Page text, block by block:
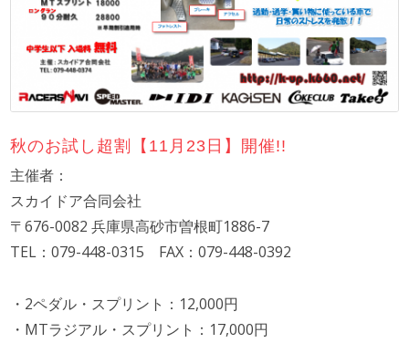
秋のお試し超割【11月23日】開催!!
主催者：
スカイドア合同会社
〒676-0082 兵庫県高砂市曽根町1886-7
TEL：079-448-0315 FAX：079-448-0392
・2ペダル・スプリント：12,000円
・MTラジアル・スプリント：17,000円